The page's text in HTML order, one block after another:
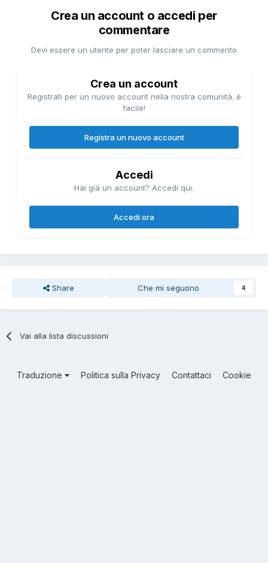
Crea un account o accedi per
commentare
Devi essere un utente per poter lasciare un commento
Crea un account
Registrati per un nuovo account nella nostra comunità. è
facile!
Registra un nuovo account
Accedi
Hai già un account? Accedi qui.
Accedi ora
Share Che mi seguono 4
Vai alla lista discussioni
Traduzione Politica sulla Privacy Contattaci Cookie